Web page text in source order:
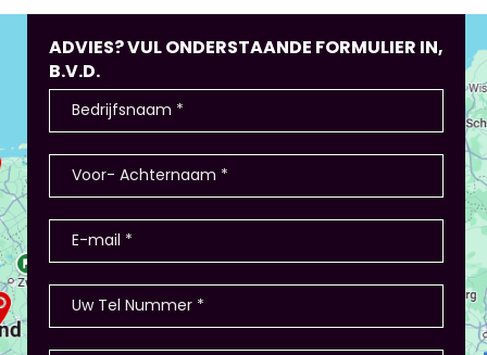
ADVIES? VUL ONDERSTAANDE FORMULIER IN,
B.V.D.